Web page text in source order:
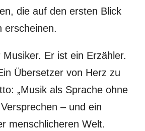
die auf den ersten Blick
erscheinen.
Er ist ein Erzähler.
Übersetzer von Herz zu
„Musik als Sprache ohne
– und ein
menschlicheren Welt.